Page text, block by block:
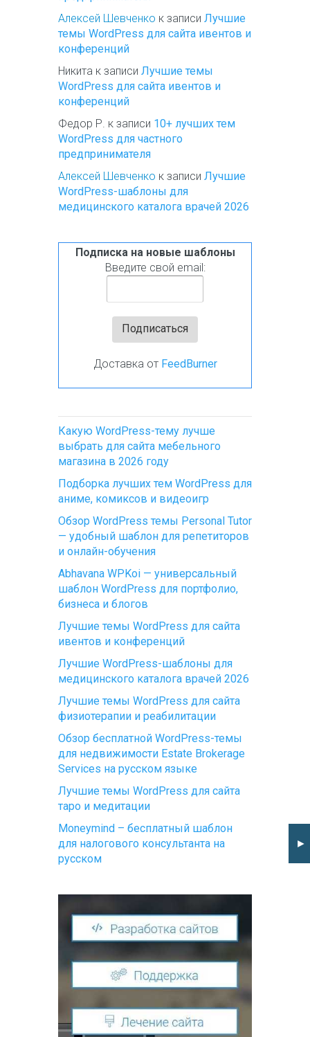
Алексей Шевченко к записи Лучшие
темы WordPress для сайта ивентов и
конференций
Никита к записи Лучшие темы
WordPress для сайта ивентов и
конференций
Федор Р. к записи 10+ лучших тем
WordPress для частного
предпринимателя
Алексей Шевченко к записи Лучшие
WordPress-шаблоны для
медицинского каталога врачей 2026
Подписка на новые шаблоны
Введите свой email:
Доставка от FeedBurner
Какую WordPress-тему лучше
выбрать для сайта мебельного
магазина в 2026 году
Подборка лучших тем WordPress для
аниме, комиксов и видеоигр
Обзор WordPress темы Personal Tutor
— удобный шаблон для репетиторов
и онлайн-обучения
Abhavana WPKoi — универсальный
шаблон WordPress для портфолио,
бизнеса и блогов
Лучшие темы WordPress для сайта
ивентов и конференций
Лучшие WordPress-шаблоны для
медицинского каталога врачей 2026
Лучшие темы WordPress для сайта
физиотерапии и реабилитации
Обзор бесплатной WordPress-темы
для недвижимости Estate Brokerage
Services на русском языке
Лучшие темы WordPress для сайта
таро и медитации
Moneymind – бесплатный шаблон
для налогового консультанта на
русском
►